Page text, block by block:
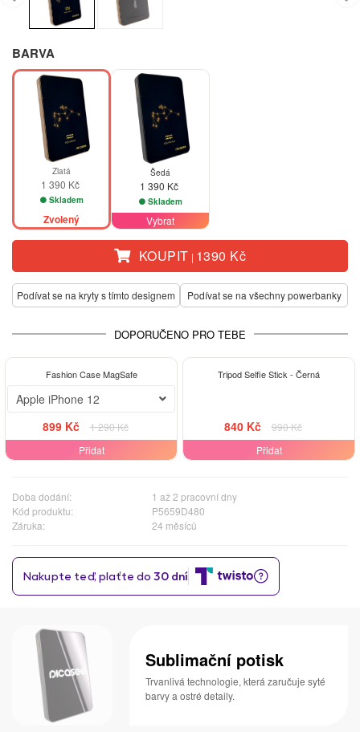
BARVA
Zlatá
1 390 Kč
Skladem
Zvolený
Šedá
1 390 Kč
Skladem
Vybrat
KOUPIT | 1390 Kč
Podívat se na kryty s tímto designem Podívat se na všechny powerbanky
DOPORUČENO PRO TEBE
Fashion Case MagSafe
Apple iPhone 12
899 Kč
1 290 Kč
Přidat
Tripod Selfie Stick - Černá
840 Kč
990 Kč
Přidat
Doba dodání:
1 až 2 pracovní dny
Kód produktu:
P5659D480
Záruka:
24 měsíců
Sublimační potisk
Trvanlivá technologie, která zaručuje syté
barvy a ostré detaily.